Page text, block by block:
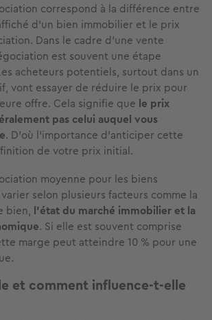
correspond à la différence entre
d’un bien immobilier et le prix
Dans le cadre d'une vente
est souvent une étape
acheteurs potentiels, surtout dans un
vont essayer de réduire le prix pour
offre. Cela signifie que le prix
pas celui auquel vous
. D’où l’importance d’anticiper cette
de votre prix initial.
moyenne pour les biens
selon plusieurs facteurs comme la
bien, l’état du marché immobilier et la
. Si elle est souvent comprise
marge peut atteindre 10 % pour une
et comment influence-t-elle